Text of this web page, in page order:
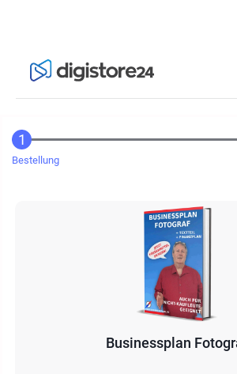
Bestellung
Businessplan